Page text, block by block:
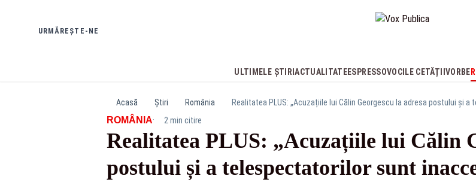
URMĂREȘTE-NE
ULTIMELE ȘTIRIACTUALITATEESPRESSOVOCILE CETĂȚII VORBE
Acasă Știri România Realitatea PLUS: „Acuzațiile lui Călin Georgescu la adresa postului și
ROMÂNIA· 2 min citire
Realitatea PLUS: „Acuzațiile lui Călin
postului și a telespectatorilor sunt